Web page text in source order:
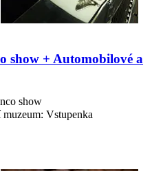
show + Automobilové a
show
Vstupenka